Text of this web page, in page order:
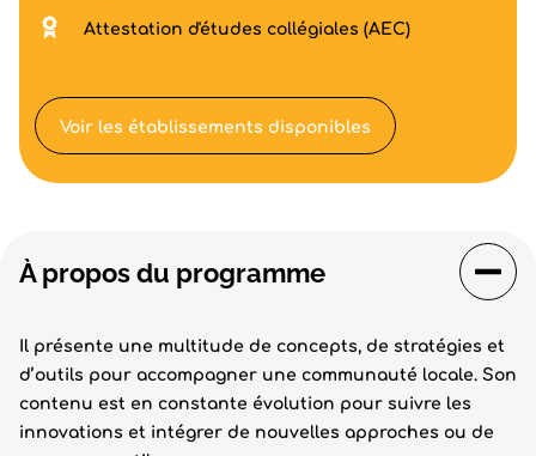
À propos du programme
Il présente une multitude de concepts, de stratégies et
d’outils pour accompagner une communauté locale. Son
contenu est en constante évolution pour suivre les
innovations et intégrer de nouvelles approches ou de
Attestation d'études collégiales (AEC)
Voir les établissements disponibles